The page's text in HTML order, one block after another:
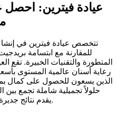
عيادة فيترين: احصل
تتخصص عيادة فيترين في
للمقارنة مع ابتسامة
المتطورة والتقنيات الخبيرة. تقع
رعاية أسنان عالمية المستوى
الذين يسعون للحصول على كمال
حلولاً تجميلية شاملة تجمع
يقدم نتائج جديرة بهوليوود على المستوى الدولي.